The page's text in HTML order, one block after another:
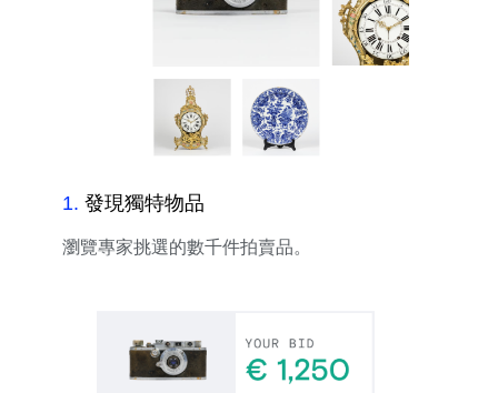
1. 發現獨特物品
瀏覽專家挑選的數千件拍賣品。